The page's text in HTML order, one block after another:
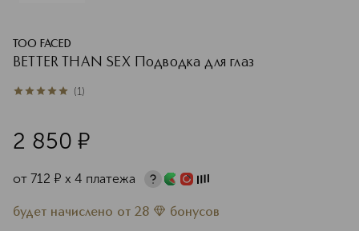
TOO FACED
BETTER THAN SEX Подводка для глаз
5из 51 (1)
2 850 ¤
от 712 ¤ х 4 платежа
будет начислено от 28 бонусов